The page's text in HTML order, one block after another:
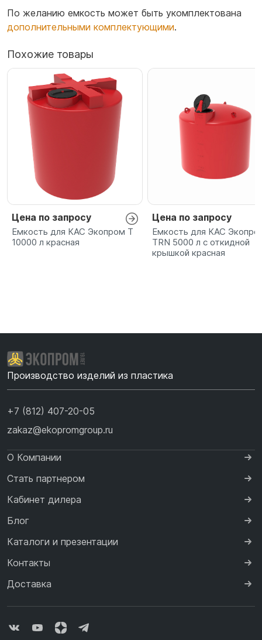
По желанию емкость может быть укомплектована
дополнительными комплектующими.
Похожие товары
Цена по запросу
Емкость для КАС Экопром T
10000 л красная
Цена по запросу
Емкость для КАС
TRN 5000 л с откидной
крышкой красная
Производство изделий из пластика
+7 (812) 407-20-05
zakaz@ekopromgroup.ru
О Компании
Стать партнером
Кабинет дилера
Блог
Каталоги и презентации
Контакты
Доставка